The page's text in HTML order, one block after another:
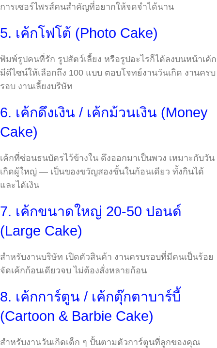
การเซอร์ไพรส์คนสำคัญที่อยากให้จดจำได้นาน
5. เค้กโฟโต้ (Photo Cake)
พิมพ์รูปคนที่รัก รูปสัตว์เลี้ยง หรือรูปอะไรก็ได้ลงบนหน้าเค้ก
มีดีไซน์ให้เลือกถึง 100 แบบ ตอบโจทย์งานวันเกิด งานครบ
รอบ งานเลี้ยงบริษัท
6. เค้กดึงเงิน / เค้กม้วนเงิน (Money
Cake)
เค้กที่ซ่อนธนบัตรไว้ข้างใน ดึงออกมาเป็นพวง เหมาะกับวัน
เกิดผู้ใหญ่ — เป็นของขวัญสองชั้นในก้อนเดียว ทั้งกินได้
และได้เงิน
7. เค้กขนาดใหญ่ 20-50 ปอนด์
(Large Cake)
สำหรับงานบริษัท เปิดตัวสินค้า งานครบรอบที่มีคนเป็นร้อย
จัดเค้กก้อนเดียวจบ ไม่ต้องสั่งหลายก้อน
8. เค้กการ์ตูน / เค้กตุ๊กตาบาร์บี้
(Cartoon & Barbie Cake)
สำหรับงานวันเกิดเด็ก ๆ ปั้นตามตัวการ์ตูนที่ลูกของคุณ